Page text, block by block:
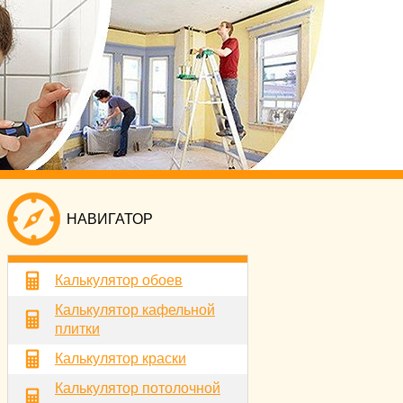
НАВИГАТОР
Калькулятор обоев
Калькулятор кафельной
плитки
Калькулятор краски
Калькулятор потолочной